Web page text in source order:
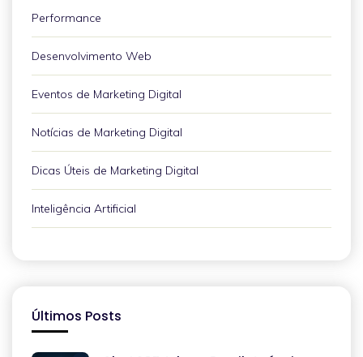
Performance
Desenvolvimento Web
Eventos de Marketing Digital
Notícias de Marketing Digital
Dicas Úteis de Marketing Digital
Inteligência Artificial
Últimos Posts